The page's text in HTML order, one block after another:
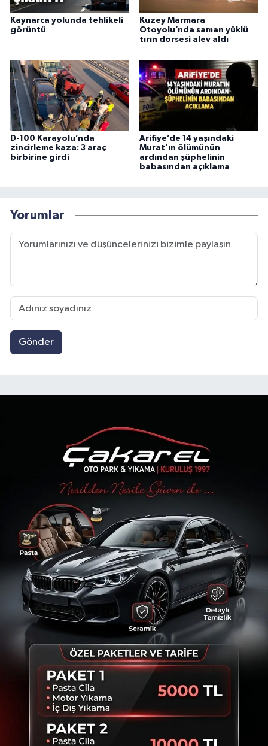
Kaynarca yolunda tehlikeli
görüntü
Kuzey Marmara
Otoyolu’nda saman yüklü
tırın dorsesi alev aldı
D-100 Karayolu’nda
zincirleme kaza: 3 araç
birbirine girdi
Arifiye’de 14 yaşındaki
Murat’ın ölümünün
ardından şüphelinin
babasından açıklama
Yorumlar
Gönder